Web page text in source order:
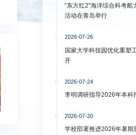
“东方红2”海洋综合科考船
活动在青岛举行
2026-07-26
国家大学科技园优化重塑
开
2026-07-24
李明调研指导2026年本科
2026-07-20
学校部署推进2026年暑期